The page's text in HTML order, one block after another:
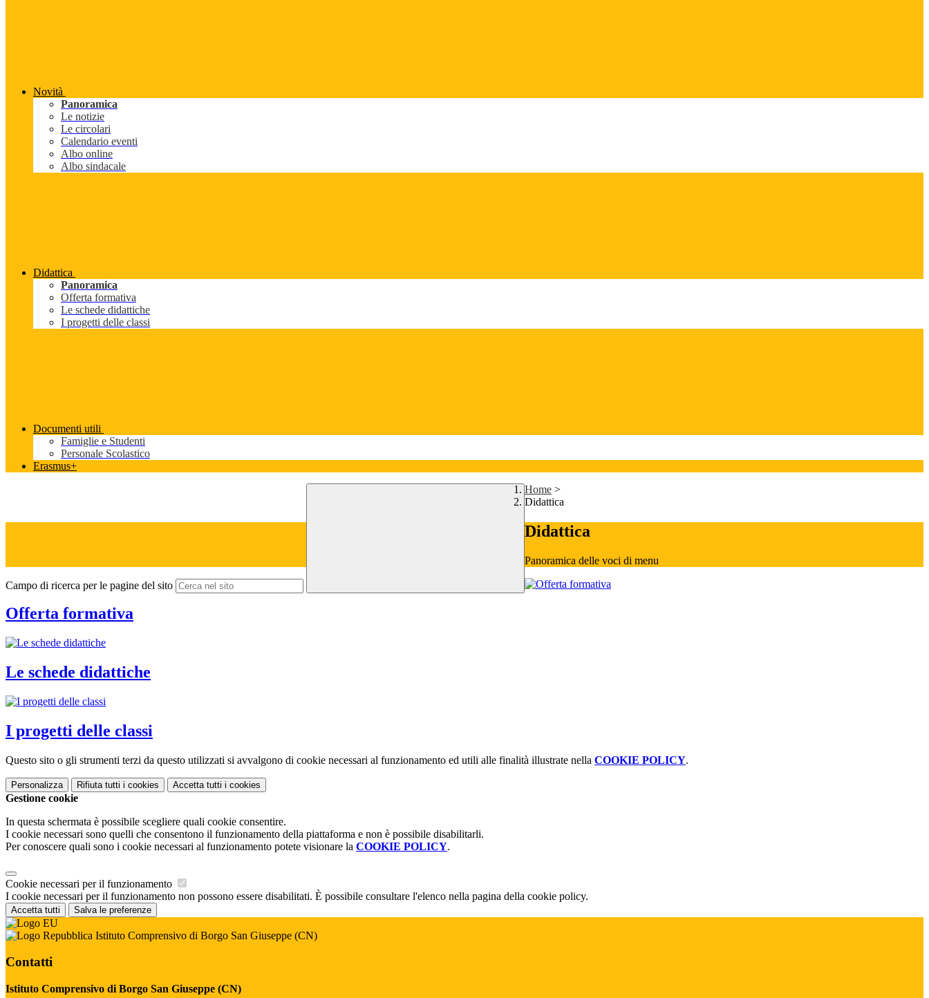
Novità
Panoramica
Le notizie
Le circolari
Calendario eventi
Albo online
Albo sindacale
Didattica
Panoramica
Offerta formativa
Le schede didattiche
I progetti delle classi
Documenti utili
Famiglie e Studenti
Personale Scolastico
Erasmus+
Campo di ricerca per le pagine del sito
Home >
Didattica
Didattica
Panoramica delle voci di menu
Offerta formativa
Le schede didattiche
I progetti delle classi
Questo sito o gli strumenti terzi da questo utilizzati si avvalgono di cookie necessari al funzionamento ed utili alle finalità illustrate nella COOKIE POLICY.
Personalizza Rifiuta tutti i cookies Accetta tutti i cookies
Gestione cookie
In questa schermata è possibile scegliere quali cookie consentire.
I cookie necessari sono quelli che consentono il funzionamento della piattaforma e non è possibile disabilitarli.
Per conoscere quali sono i cookie necessari al funzionamento potete visionare la COOKIE POLICY.
Cookie necessari per il funzionamento
I cookie necessari per il funzionamento non possono essere disabilitati. È possibile consultare l'elenco nella pagina della cookie policy.
Accetta tutti Salva le preferenze
Istituto Comprensivo di Borgo San Giuseppe (CN)
Contatti
Istituto Comprensivo di Borgo San Giuseppe (CN)